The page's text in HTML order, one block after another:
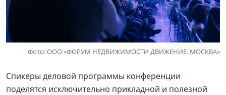
Фото: ООО «ФОРУМ НЕДВИЖИМОСТИ ДВИЖЕНИЕ. МОСКВА»
Спикеры деловой программы конференции
поделятся исключительно прикладной и полезной